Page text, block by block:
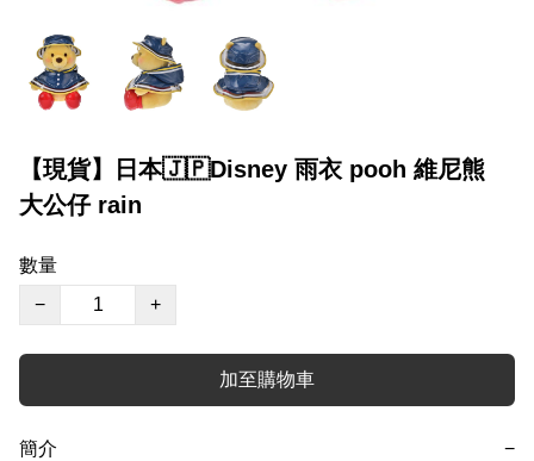
【現貨】日本🇯🇵Disney 雨衣 pooh 維尼熊
大公仔 rain
數量
−
+
加至購物車
簡介 −